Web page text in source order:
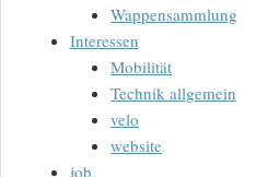
Wappensammlung
Interessen
Mobilität
Technik allgemein
velo
website
job